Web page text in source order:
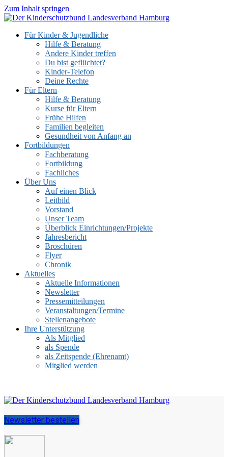
Zum Inhalt springen
Für Kinder & Jugendliche
Hilfe & Beratung
Andere Kinder treffen
Du bist geflüchtet?
Kinder-Telefon
Deine Rechte
Für Eltern
Hilfe & Beratung
Kurse für Eltern
Frühe Hilfen
Familien begleiten
Gesundheit von Anfang an
Fortbildungen
Fachberatung
Fortbildung
Fachliches
Über Uns
Auf einen Blick
Leitbild
Vorstand
Unser Team
Überblick Einrichtungen/Projekte
Jahresbericht
Broschüren
Flyer
Chronik
Aktuelles
Aktuelle Informationen
Newsletter
Pressemitteilungen
Veranstaltungen/Termine
Stellenangebote
Ihre Unterstützung
Als Mitglied
als Spende
als Zeitspende (Ehrenamt)
Mitglied werden
Newsletter bestellen